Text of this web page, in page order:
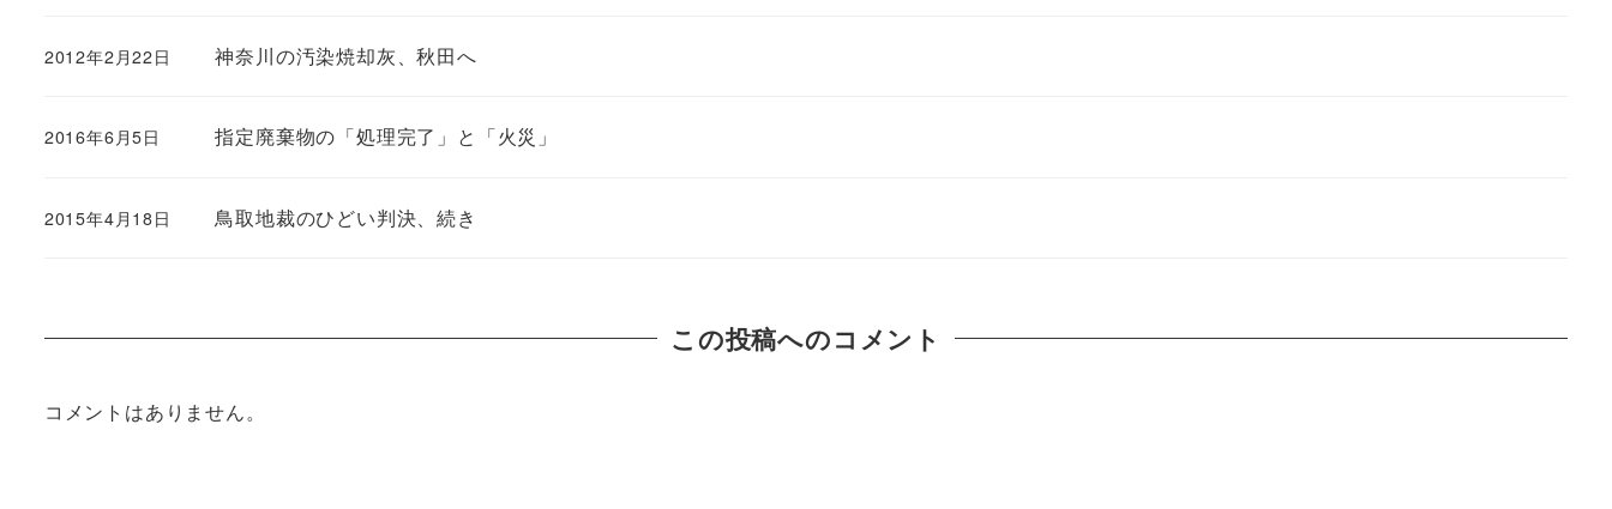
神奈川の汚染焼却灰、秋田へ
2012年2月22日
指定廃棄物の「処理完了」と「火災」
2016年6月5日
鳥取地裁のひどい判決、続き
2015年4月18日
この投稿へのコメント
コメントはありません。